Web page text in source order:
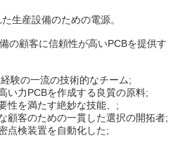
生産設備のための電源。
の顧客に信頼性が高いPCBを提供す
験の一流の技術的なチーム;
い力PCBを作成する良質の原料;
性を満たす絶妙な技能、;
顧客のための一貫した選択の開拓者;
点検装置を自動化した;